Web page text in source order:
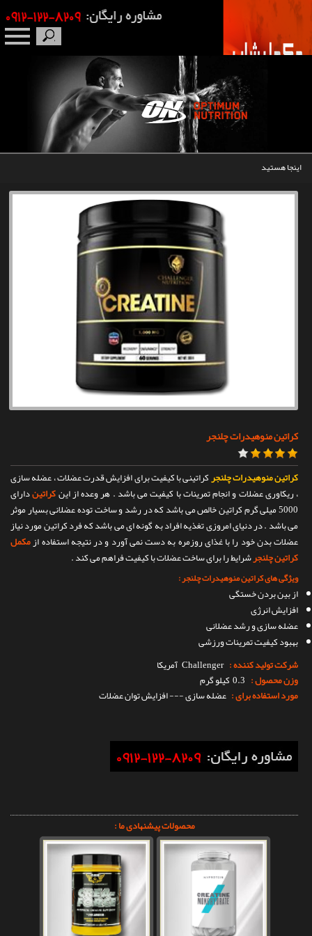
اینجا هستید
کراتین منوهیدرات چلنجر
کراتین منوهیدرات چلنجرکراتینی با کیفیت برای افزایش قدرت عضلات ، عضله سازی
، ریکاوری عضلات و انجام تمرینات با کیفیت می باشد . هر وعده از اینکراتیندارای
5000 میلی گرم کراتین خالص می باشد که در رشد و ساخت توده عضلانی بسیار موثر
می باشد . در دنیای امروزی تغذیه افراد به گونه ای می باشد که فرد کراتین مورد نیاز
عضلات بدن خود را با غذای روزمره به دست نمی آورد و در نتیجه استفاده ازمکمل
کراتین چلنجرشرایط را برای ساخت عضلات با کیفیت فراهم می کند .
ویژگی های کراتین منوهیدرات چلنجر :
از بین بردن خستگی
افزایش انرژی
عضله سازی و رشد عضلانی
بهبود کیفیت تمرینات ورزشی
شرکت تولید کننده : Challenger آمریکا
وزن محصول : 0.3 کیلو گرم
مورد استفاده برای : عضله سازی --- افزایش توان عضلات
محصولات پیشنهادی ما :